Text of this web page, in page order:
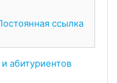
ссылка
абитуриентов